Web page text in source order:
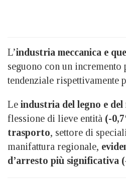
L’industria meccanica e
seguono con un
tendenziale rispettivamente
Le industria del legno e del
flessione di lieve entità (-
trasporto, settore di
manifattura regionale,
d’arresto più significativa